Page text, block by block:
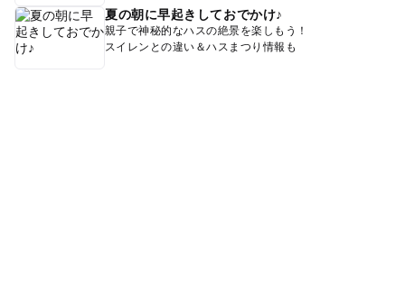
夏の朝に早起きしておでかけ♪
親子で神秘的なハスの絶景を楽しもう！
スイレンとの違い＆ハスまつり情報も